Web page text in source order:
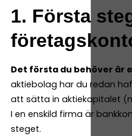
1. Första
Det första du behöver är
aktiebolag har du redan
att sätta in aktiekapitalet
I en enskild firma är
steget.